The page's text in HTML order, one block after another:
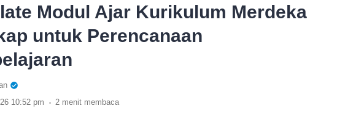
Modul Ajar Kurikulum Merdeka
untuk Perencanaan
10:52 pm . 2 menit membaca